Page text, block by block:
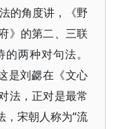
的角度讲，《野
》的第二、三联
两种对句法。
是刘勰在《文心
法，正对是最常
，宋朝人称为“流